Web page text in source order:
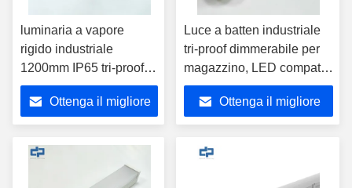
luminaria a vapore
rigido industriale
1200mm IP65 tri-proof
impianto di stoccaggio
di illuminazione a LED
apparecchi di
illuminazione tunnel
resistente alle
intemperie apparecchi di
Ottenga il migliore
Luce a batten industriale
tri-proof dimmerabile per
magazzino, LED compatto
Betten Light 1200mm, CE
SAA approvato,
apparecchio lineare tri-
alloggiamento in PC,
Ottenga il migliore